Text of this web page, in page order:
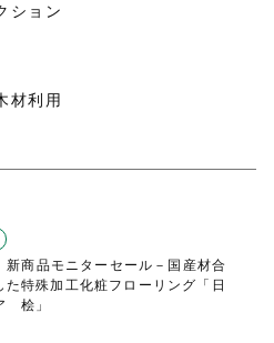
ション
材利用
新商品モニターセール－国産材合
た特殊加工化粧フローリング「日
桧」